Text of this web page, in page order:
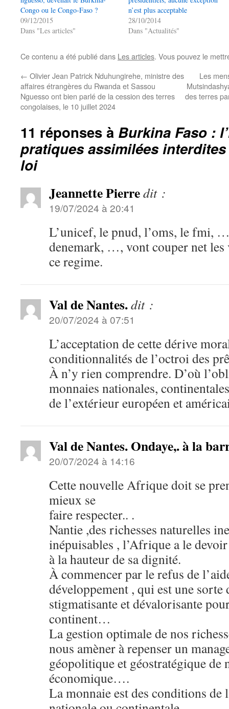
Congo ou le Congo-Faso ?
09/12/2015
Dans "Les articles"
n’est plus acceptable
28/10/2014
Dans "Actualités"
Ce contenu a été publié dans Les articles. Vous pouvez le
← Olivier Jean Patrick Nduhungirehe, ministre des
affaires étrangères du Rwanda et Sassou
Nguesso ont bien parlé de la cession des terres
congolaises, le 10 juillet 2024
Les
des terres
11 réponses à Burkina Faso :
pratiques assimilées
loi
Jeannette Pierredit :
19/07/2024 à 20:41
L’unicef, le pnud, l’oms, le fmi,
denemark, …, vont couper net les
ce regime.
Val de Nantes.dit :
20/07/2024 à 07:51
L’acceptation de cette dérive
conditionnalités de l’octroi des
À n’y rien comprendre. D’où
monnaies nationales,
de l’extérieur européen et
Val de Nantes. Ondaye,. à la
20/07/2024 à 14:16
Cette nouvelle Afrique doit se
mieux se
faire respecter.. .
Nantie ,des richesses naturelles
inépuisables , l’Afrique a le
à la hauteur de sa dignité.
À commencer par le refus de
développement , qui est une sorte
stigmatisante et dévalorisante
continent…
La gestion optimale de nos
nous amèner à repenser un
géopolitique et géostratégique de
économique….
La monnaie est des conditions de